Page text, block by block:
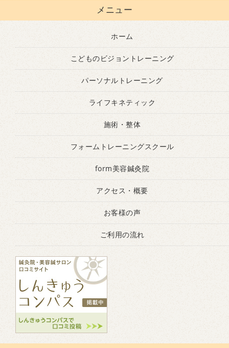
メニュー
ホーム
こどものビジョントレーニング
パーソナルトレーニング
ライフキネティック
施術・整体
フォームトレーニングスクール
form美容鍼灸院
アクセス・概要
お客様の声
ご利用の流れ